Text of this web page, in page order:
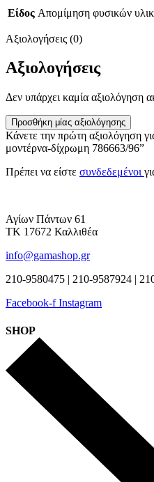
Είδος Απομίμηση φυσικών
Αξιολογήσεις (0)
Αξιολογήσεις
Δεν υπάρχει καμία αξιολόγηση
Προσθήκη μίας αξιολόγησης
Κάνετε την πρώτη αξιολόγηση
μοντέρνα-δίχρωμη 786663/96”
Πρέπει να είστε συνδεδεμένοι
Αγίων Πάντων 61
ΤΚ 17672 Καλλιθέα
info@gamashop.gr
210-9580475 | 210-9587924 |
Facebook-f Instagram
SHOP